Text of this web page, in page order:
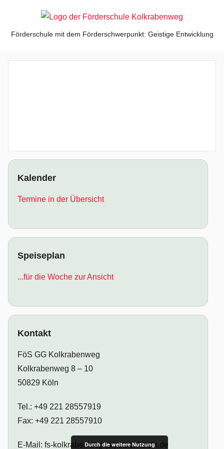
springen
Kolkrabenweg
Förderschule mit dem Förderschwerpunkt: Geistige Entwicklung
Kalender
Termine in der Übersicht
Speiseplan
...für die Woche zur Ansicht
Kontakt
FöS GG Kolkrabenweg
Kolkrabenweg 8 – 10
50829 Köln
Tel.: +49 221 28557919
Fax: +49 221 28557910
E-Mail: fs-kolkrabenweg (at) stadt-koeln.de
Durch die weitere Nutzung